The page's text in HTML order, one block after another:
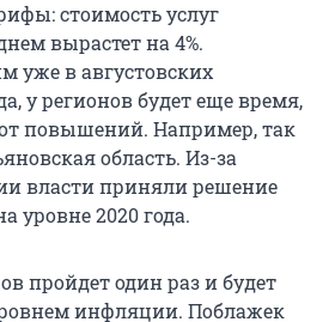
стоимость услуг
вырастет на 4%.
уже в августовских
у регионов будет еще время,
повышений. Например, так
область. Из-за
власти приняли решение
уровне 2020 года.
пройдет один раз и будет
инфляции. Поблажек